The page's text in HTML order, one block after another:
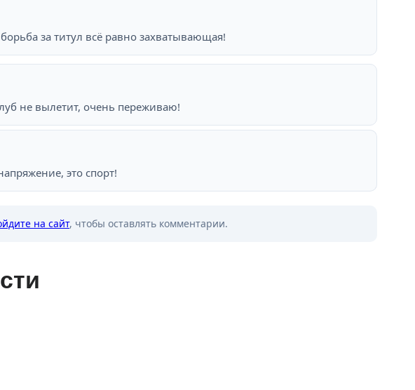
за титул всё равно захватывающая!
не вылетит, очень переживаю!
это спорт!
на сайт, чтобы оставлять комментарии.